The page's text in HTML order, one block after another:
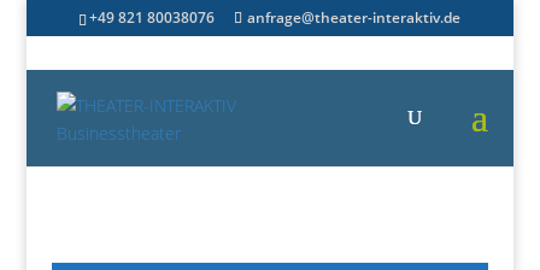
+49 821 80038076 anfrage@theater-interaktiv.de